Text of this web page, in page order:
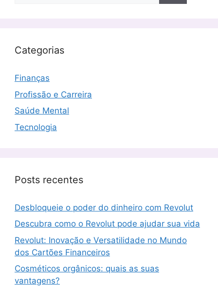
Categorias
Finanças
Profissão e Carreira
Saúde Mental
Tecnologia
Posts recentes
Desbloqueie o poder do dinheiro com Revolut
Descubra como o Revolut pode ajudar sua vida
Revolut: Inovação e Versatilidade no Mundo
dos Cartões Financeiros
Cosméticos orgânicos: quais as suas
vantagens?